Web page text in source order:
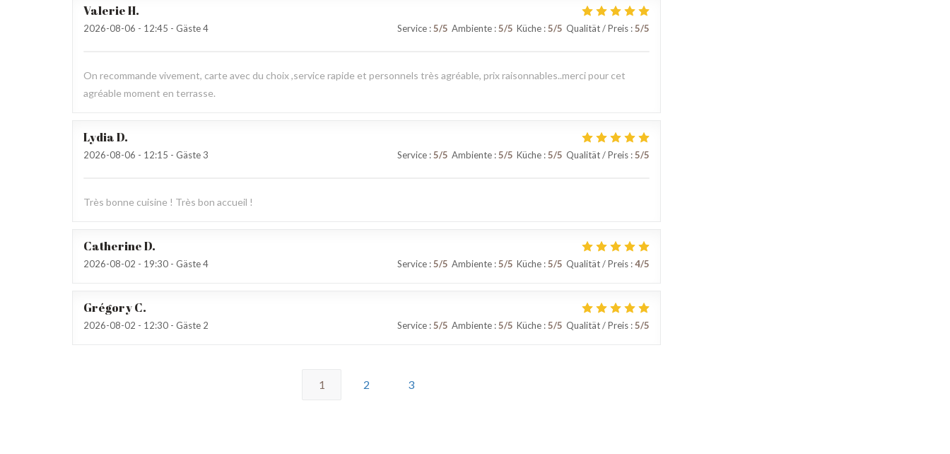
ValerieH
2026-08-06 - 12:45 - Gäste 4 Service: 5/5 Ambiente: 5/5 Küche: 5/5 Qualität / Preis: 5/5
On recommande vivement, carte avec du choix ,service rapide et personnels très agréable, prix raisonnables..merci pour cet
agréable moment en terrasse.
LydiaD
2026-08-06 - 12:15 - Gäste 3 Service: 5/5 Ambiente: 5/5 Küche: 5/5 Qualität / Preis: 5/5
Très bonne cuisine ! Très bon accueil !
CatherineD
2026-08-02 - 19:30 - Gäste 4 Service: 5/5 Ambiente: 5/5 Küche: 5/5 Qualität / Preis: 4/5
GrégoryC
2026-08-02 - 12:30 - Gäste 2 Service: 5/5 Ambiente: 5/5 Küche: 5/5 Qualität / Preis: 5/5
1 2 3